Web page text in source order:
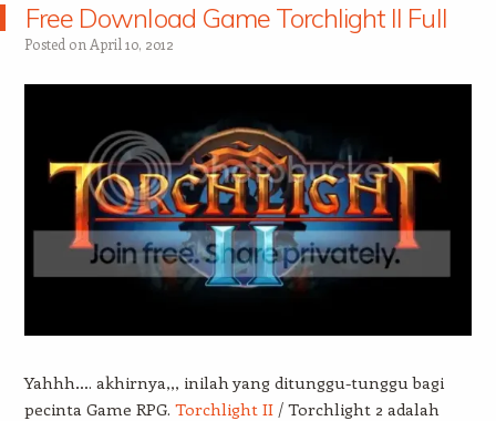
Free Download Game Torchlight II Full
Posted on April 10, 2012
Yahhh…. akhirnya,,, inilah yang ditunggu-tunggu bagi
pecinta Game RPG. Torchlight II/ Torchlight 2 adalah